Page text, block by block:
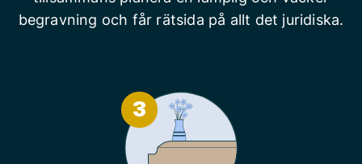
begravning och får rätsida på allt det juridiska.
3